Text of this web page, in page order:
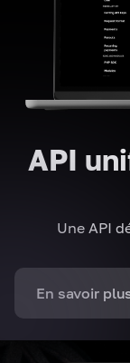
API
Une API
En savoir